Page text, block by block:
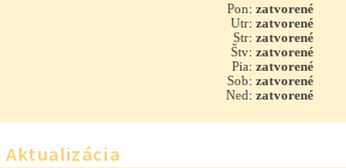
Pon: zatvorené
Utr: zatvorené
Str: zatvorené
Štv: zatvorené
Pia: zatvorené
Sob: zatvorené
Ned: zatvorené
Aktualizácia